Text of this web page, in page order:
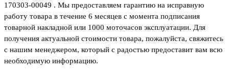
170303-00049 . Мы предоставляем гарантию на исправную
работу товара в течение 6 месяцев с момента подписания
товарной накладной или 1000 моточасов эксплуатации. Для
получения актуальной стоимости товара, пожалуйста, свяжитесь
с нашим менеджером, который с радостью предоставит вам всю
необходимую информацию.